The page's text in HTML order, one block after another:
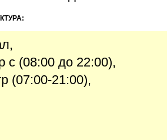
с (08:00 до 22:00),
(07:00-21:00),